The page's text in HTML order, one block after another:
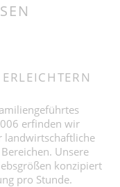
erfinden wir
landwirtschaftliche
Unsere
konzipiert
pro Stunde.